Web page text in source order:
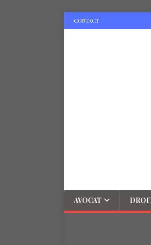
CONTACT
AVOCAT